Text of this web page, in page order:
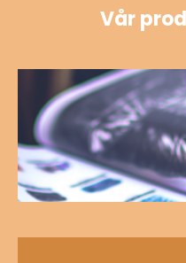
Vår